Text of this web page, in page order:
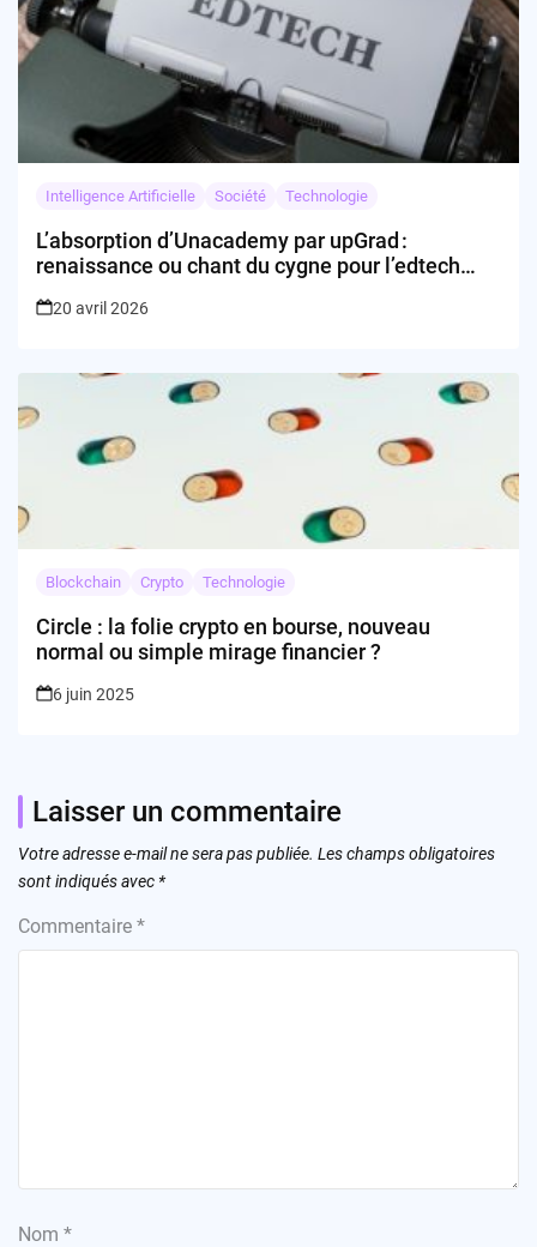
Intelligence Artificielle Société Technologie
L’absorption d’Unacademy par upGrad :
renaissance ou chant du cygne pour l’edtech
20 avril 2026
Blockchain Crypto Technologie
Circle : la folie crypto en bourse, nouveau
normal ou simple mirage financier ?
6 juin 2025
Laisser un commentaire
Votre adresse e-mail ne sera pas publiée. Les champs obligatoires
sont indiqués avec *
Commentaire *
Nom *